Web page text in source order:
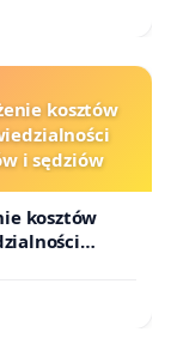
kosztów
i sędziów
kosztów